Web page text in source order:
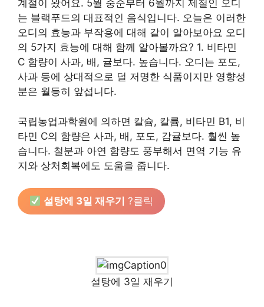
계절이 왔어요. 5월 중순부터 6월까지 제철인 오디
는 블랙푸드의 대표적인 음식입니다. 오늘은 이러한
오디의 효능과 부작용에 대해 같이 알아보아요 오디
의 5가지 효능에 대해 함께 알아볼까요? 1. 비타민
C 함량이 사과, 배, 귤보다. 높습니다. 오디는 포도,
사과 등에 상대적으로 덜 저명한 식품이지만 영향성
분은 월등히 앞섭니다.
국립농업과학원에 의하면 칼슘, 칼륨, 비타민 B1, 비
타민 C의 함량은 사과, 배, 포도, 감귤보다. 훨씬 높
습니다. 철분과 아연 함량도 풍부해서 면역 기능 유
지와 상처회복에도 도움을 줍니다.
설탕에 3일 재우기 ?클릭
설탕에 3일 재우기